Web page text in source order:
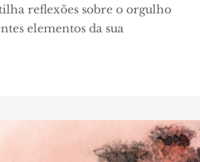
reflexões sobre o orgulho
elementos da sua